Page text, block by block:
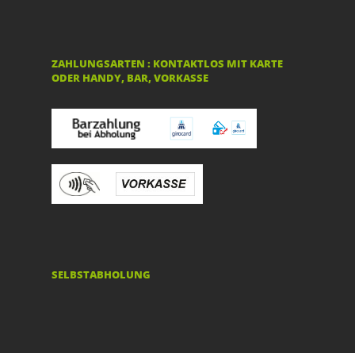
ZAHLUNGSARTEN : KONTAKTLOS MIT KARTE
ODER HANDY, BAR, VORKASSE
SELBSTABHOLUNG